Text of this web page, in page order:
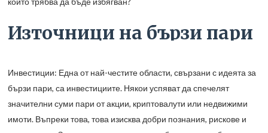
Източници на бързи пари
Инвестиции: Една от най-честите области, свързани с идеята за
бързи пари, са инвестициите. Някои успяват да спечелят
значителни суми пари от акции, криптовалути или недвижими
имоти. Въпреки това, това изисква добри познания, рискове и